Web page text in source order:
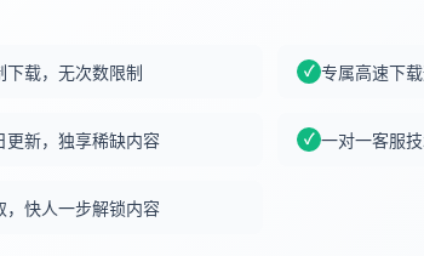
下载，无次数限制 专属高速下
更新，独享稀缺内容 一对一客服
，快人一步解锁内容